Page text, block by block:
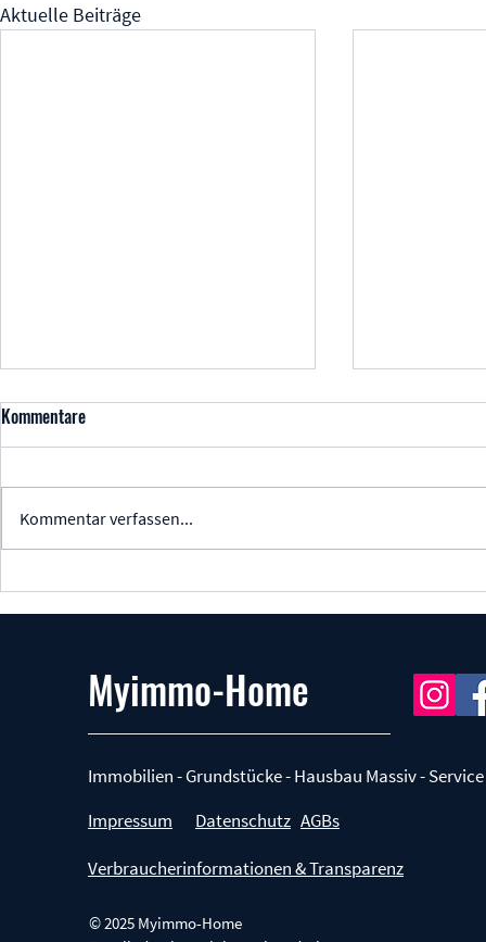
Aktuelle Beiträge
Grundstück finden Berlin: Die
besten Bezirke für Ihr
Wer ist
BAUTEAM?
Kommentare
Kommentar verfassen...
Myimmo-Home
© 2025 Myimmo-Home
Impressum Datenschutz
Immobilien - Grundstücke - Hausbau Massiv - Service
AGBs
Verbraucherinformationen & Transparenz